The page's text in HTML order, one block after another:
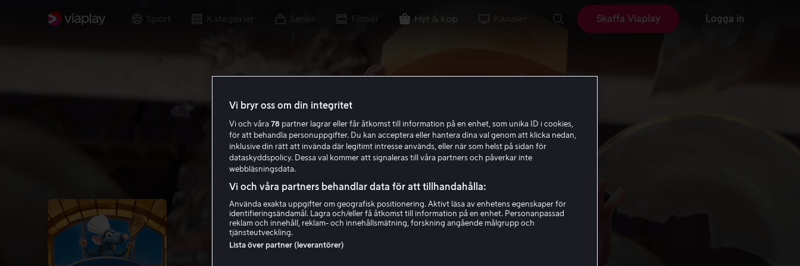
Sport Kategorier Serier Filmer Hyr & köp Kanaler Skaffa Viaplay Logga in
Vi bryr oss om din integritet
Vi och våra 78 partner lagrar eller får åtkomst till information på en enhet, som unika ID i cookies,
för att behandla personuppgifter. Du kan acceptera eller hantera dina val genom att klicka nedan,
inklusive din rätt att invända där legitimt intresse används, eller när som helst på sidan för
dataskyddspolicy. Dessa val kommer att signaleras till våra partners och påverkar inte
webbläsningsdata.
Vi och våra partners behandlar data för att tillhandahålla:
Använda exakta uppgifter om geografisk positionering. Aktivt läsa av enhetens egenskaper för
identifieringsändamål. Lagra och/eller få åtkomst till information på en enhet. Personanpassad
reklam och innehåll, reklam- och innehållsmätning, forskning angående målgrupp och
tjänsteutveckling.
Lista över partner (leverantörer)